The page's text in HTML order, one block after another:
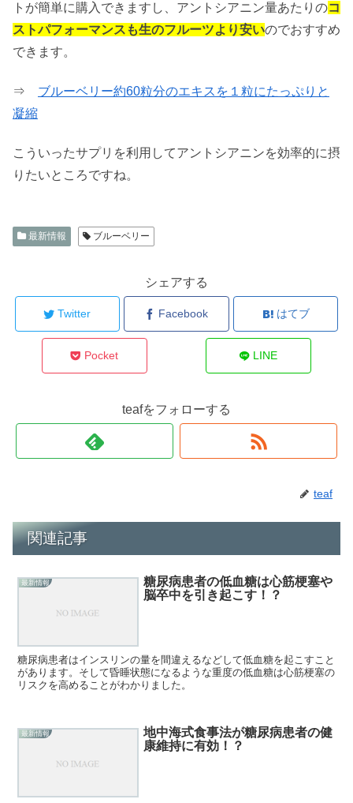
トが簡単に購入できますし、アントシアニン量あたりのコ
ストパフォーマンスも生のフルーツより安いのでおすすめ
できます。
⇒ ブルーベリー約60粒分のエキスを１粒にたっぷりと
凝縮
こういったサプリを利用してアントシアニンを効率的に摂
りたいところですね。
最新情報 ブルーベリー
シェアする
Twitter Facebook はてブ
Pocket LINE
teafをフォローする
teaf
関連記事
最新情報
糖尿病患者の低血糖は心筋梗塞や
脳卒中を引き起こす！？
糖尿病患者はインスリンの量を間違えるなどして低血糖を起こすこと
があります。そして昏睡状態になるような重度の低血糖は心筋梗塞の
リスクを高めることがわかりました。
最新情報
地中海式食事法が糖尿病患者の健
康維持に有効！？